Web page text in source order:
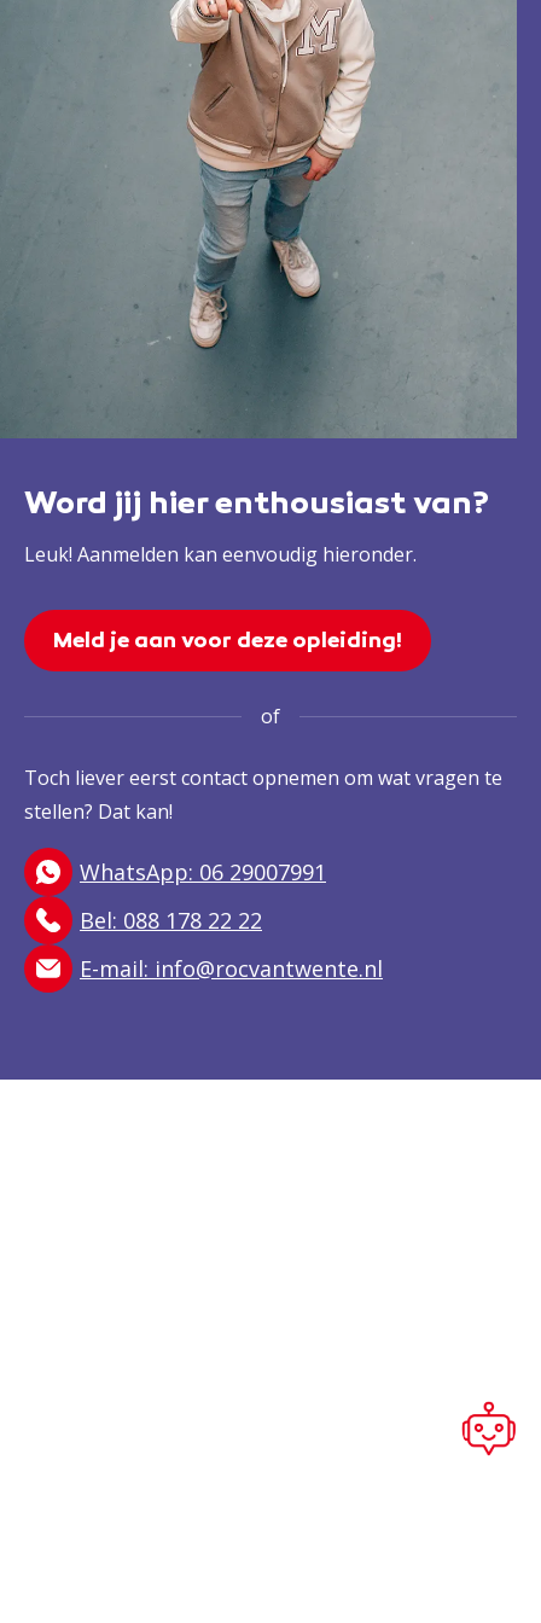
Word jij hier enthousiast van?
Leuk! Aanmelden kan eenvoudig hieronder.
Meld je aan voor deze opleiding!
of
Toch liever eerst contact opnemen om wat vragen te
stellen? Dat kan!
WhatsApp: 06 29007991
Bel: 088 178 22 22
E-mail: info@rocvantwente.nl